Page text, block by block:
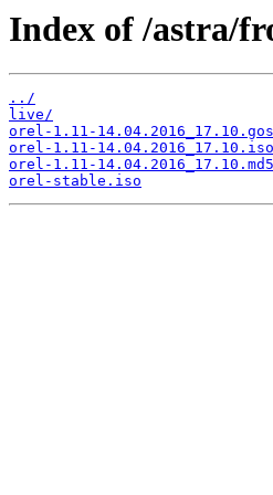
Index of /astra/
../
live/
orel-1.11-
orel-1.11-14.04.2016_17.10.iso
orel-1.11-14.04.2016_17.10.md5
orel-stable.iso